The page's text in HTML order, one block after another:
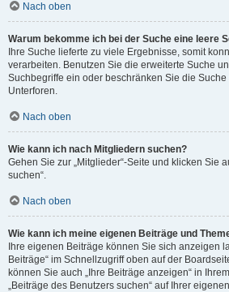
Nach oben
Warum bekomme ich bei der Suche eine leere
Ihre Suche lieferte zu viele Ergebnisse, somit
verarbeiten. Benutzen Sie die erweiterte Suche
Suchbegriffe ein oder beschränken Sie die
Unterforen.
Nach oben
Wie kann ich nach Mitgliedern suchen?
Gehen Sie zur „Mitglieder“-Seite und klicken Sie
suchen“.
Nach oben
Wie kann ich meine eigenen Beiträge und
Ihre eigenen Beiträge können Sie sich anzeigen
Beiträge“ im Schnellzugriff oben auf der
können Sie auch „Ihre Beiträge anzeigen“ in
„Beiträge des Benutzers suchen“ auf Ihrer